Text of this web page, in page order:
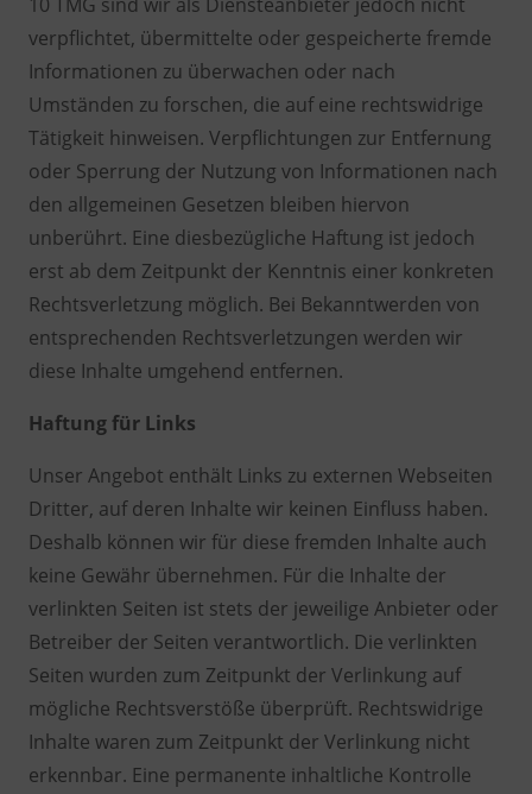
verpflichtet, übermittelte oder gespeicherte fremde
Informationen zu überwachen oder nach
Umständen zu forschen, die auf eine rechtswidrige
Tätigkeit hinweisen. Verpflichtungen zur Entfernung
oder Sperrung der Nutzung von Informationen nach
den allgemeinen Gesetzen bleiben hiervon
unberührt. Eine diesbezügliche Haftung ist jedoch
erst ab dem Zeitpunkt der Kenntnis einer konkreten
Rechtsverletzung möglich. Bei Bekanntwerden von
entsprechenden Rechtsverletzungen werden wir
diese Inhalte umgehend entfernen.
Haftung für Links
Unser Angebot enthält Links zu externen Webseiten
Dritter, auf deren Inhalte wir keinen Einfluss haben.
Deshalb können wir für diese fremden Inhalte auch
keine Gewähr übernehmen. Für die Inhalte der
verlinkten Seiten ist stets der jeweilige Anbieter oder
Betreiber der Seiten verantwortlich. Die verlinkten
Seiten wurden zum Zeitpunkt der Verlinkung auf
mögliche Rechtsverstöße überprüft. Rechtswidrige
Inhalte waren zum Zeitpunkt der Verlinkung nicht
erkennbar. Eine permanente inhaltliche Kontrolle